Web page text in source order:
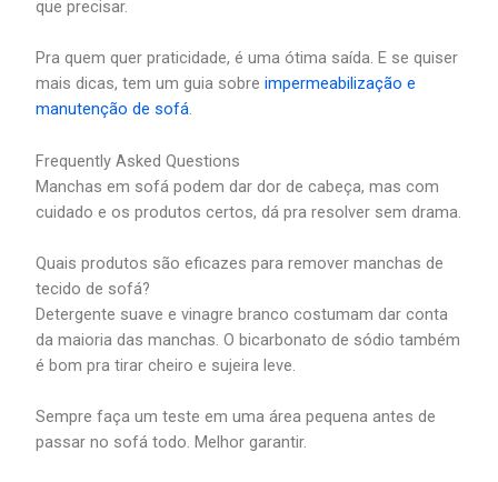
que precisar.
Pra quem quer praticidade, é uma ótima saída. E se quiser
mais dicas, tem um guia sobreimpermeabilização e
manutenção de sofá.
Frequently Asked Questions
Manchas em sofá podem dar dor de cabeça, mas com
cuidado e os produtos certos, dá pra resolver sem drama.
Quais produtos são eficazes para remover manchas de
tecido de sofá?
Detergente suave e vinagre branco costumam dar conta
da maioria das manchas. O bicarbonato de sódio também
é bom pra tirar cheiro e sujeira leve.
Sempre faça um teste em uma área pequena antes de
passar no sofá todo. Melhor garantir.